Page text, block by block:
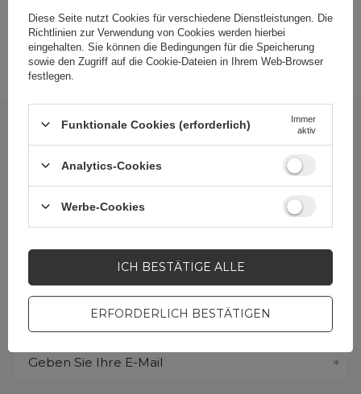
ANDERE OPTIONEN ANZEIGEN(1)
Newsletter
Bleiben Sie auf dem Laufenden über neue
Lieferungen,Werbeaktionenund
Sonderangebote
haben.
Geben Sie Ihren Vornamen ein
Geben Sie Ihre E-Mail
Diese Seite nutzt Cookies für verschiedene Dienstleistungen. Die
Richtlinien zur Verwendung von Cookies werden hierbei
eingehalten. Sie können die Bedingungen für die Speicherung
sowie den Zugriff auf die Cookie-Dateien in Ihrem Web-Browser
festlegen.
Funktionale Cookies (erforderlich)
Immer
aktiv
Analytics-Cookies
Werbe-Cookies
ERFORDERLICH BESTÄTIGEN
ICH BESTÄTIGE ALLE